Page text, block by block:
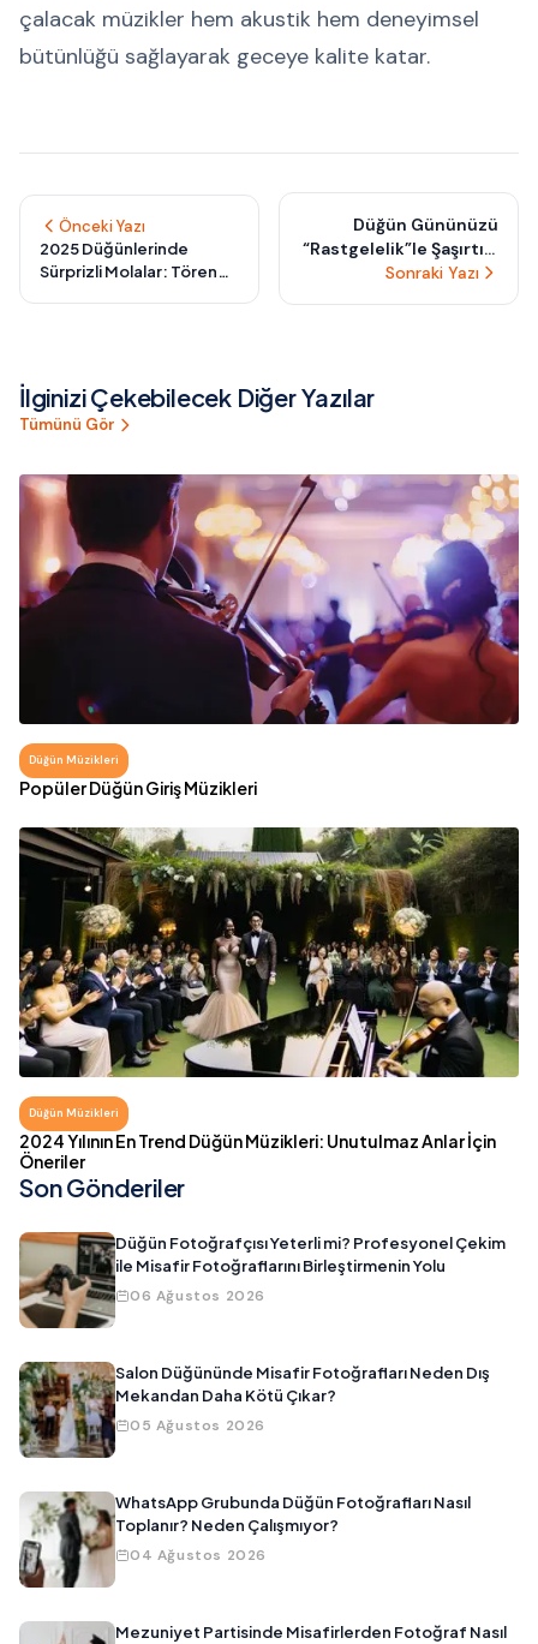
çalacak müzikler hem akustik hem deneyimsel
bütünlüğü sağlayarak geceye kalite katar.
Önceki Yazı
2025 Düğünlerinde
Sürprizli Molalar: Tören
Sonraki Yazı
Düğün Gününüzü
“Rastgelelik”le Şaşırtın:
Misafirlerin Seçeceği
İlginizi Çekebilecek Diğer Yazılar
Tümünü Gör
Düğün Müzikleri
Popüler Düğün Giriş Müzikleri
Düğün Müzikleri
2024 Yılının En Trend Düğün Müzikleri: Unutulmaz Anlar İçin
Öneriler
Son Gönderiler
Düğün Fotoğrafçısı Yeterli mi? Profesyonel Çekim
ile Misafir Fotoğraflarını Birleştirmenin Yolu
06 Ağustos 2026
Salon Düğününde Misafir Fotoğrafları Neden Dış
Mekandan Daha Kötü Çıkar?
05 Ağustos 2026
WhatsApp Grubunda Düğün Fotoğrafları Nasıl
Toplanır? Neden Çalışmıyor?
04 Ağustos 2026
Mezuniyet Partisinde Misafirlerden Fotoğraf Nasıl